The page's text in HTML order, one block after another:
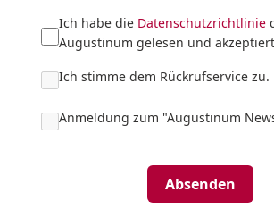
Ich habe die Datenschutzrichtlinie
Augustinum gelesen und
Ich stimme dem Rückrufservice zu.
Anmeldung zum "Augustinum
Absenden